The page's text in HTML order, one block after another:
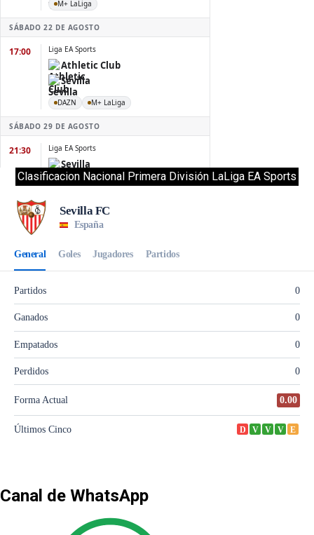
Clasificacion Nacional Primera División LaLiga EA Sports
Canal de WhatsApp